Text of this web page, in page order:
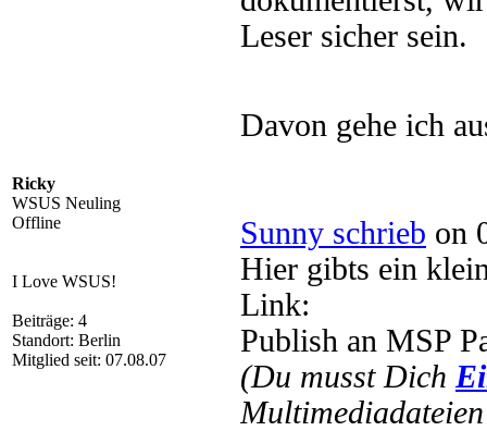
Ricky
WSUS Neuling
Offline
I Love WSUS!
Beiträge: 4
Standort: Berlin
Mitglied seit: 07.08.07
Leser sicher sein.
Davon gehe ich
Sunny schrieb on
Hier gibts ein
Link:
Publish an MSP
(Du musst Dich